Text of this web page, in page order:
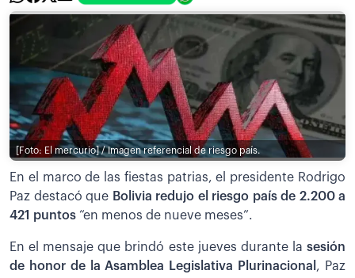
[Foto: El mercurio] / Imagen referencial de riesgo país.
En el marco de las fiestas patrias, el presidente Rodrigo
Paz destacó que Bolivia redujo el riesgo país de 2.200 a
421 puntos “en menos de nueve meses”.
En el mensaje que brindó este jueves durante la sesión
de honor de la Asamblea Legislativa Plurinacional , Paz